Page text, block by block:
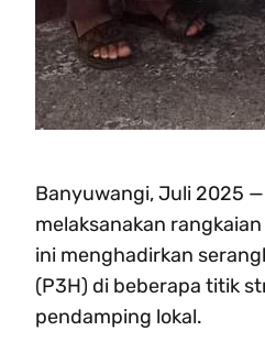
Banyuwangi, Juli 2025
melaksanakan
ini menghadirkan
(P3H) di beberapa titik
pendamping lokal.